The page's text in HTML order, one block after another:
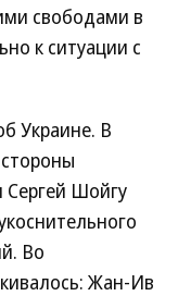
свободами в
к ситуации с
Украине. В
Сергей Шойгу
Во
Жан-Ив